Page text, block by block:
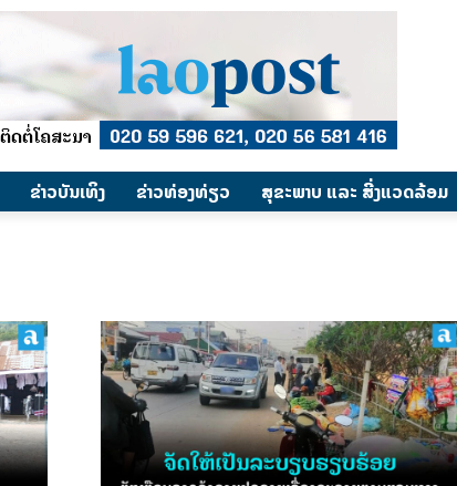
​ຂ່າວບັນເທິງ ​ຂ່າວທ່ອງທ່ຽວ ສຸຂະພາບ ແລະ ສີ່ງແວດລ້ອມ